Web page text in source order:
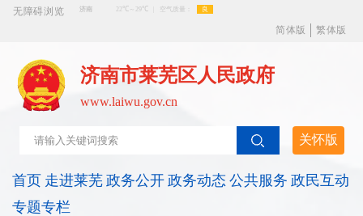
无障碍浏览
简体版
繁体版
济南市莱芜区人民政府
www.laiwu.gov.cn
关怀版
首页 走进莱芜 政务公开 政务动态 公共服务 政民互动
专题专栏